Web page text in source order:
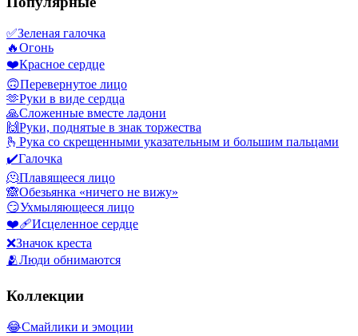
✅Зеленая галочка
🔥Огонь
❤️Красное сердце
🙃Перевернутое лицо
🫶Руки в виде сердца
🙏Сложенные вместе ладони
🙌Руки, поднятые в знак торжества
🫰 Рука со скрещенными указательным и большим пальцами
✔️Галочка
🫠Плавящееся лицо
🙈Обезьянка «ничего не вижу»
😏Ухмыляющееся лицо
❤️‍🩹Исцеленное сердце
❌Значок креста
🫂Люди обнимаются
Коллекции
😂Смайлики и эмоции